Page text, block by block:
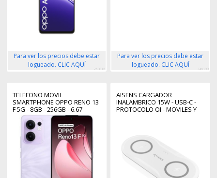
Para ver los precios debe estar
logueado. CLIC AQUÍ
263816
Para ver los precios debe estar
logueado. CLIC AQUÍ
345199
TELEFONO MOVIL
SMARTPHONE OPPO RENO 13
F 5G - 8GB - 256GB - 6.67
PULGADAS - PURPURA
AISENS CARGADOR
INALAMBRICO 15W - USB-C -
PROTOCOLO QI - MOVILES Y
SOBRECORRIENTE - COLOR
BLANCO